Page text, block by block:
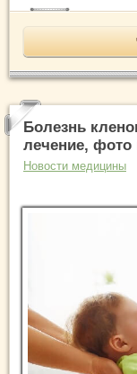
Болезнь
лечение, фото
Новости медицины